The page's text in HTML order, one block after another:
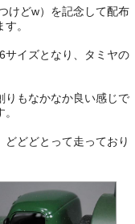
けどw）を記念して配布
。
サイズとなり、タミヤの
りもなかなか良い感じで
どどとって走っており